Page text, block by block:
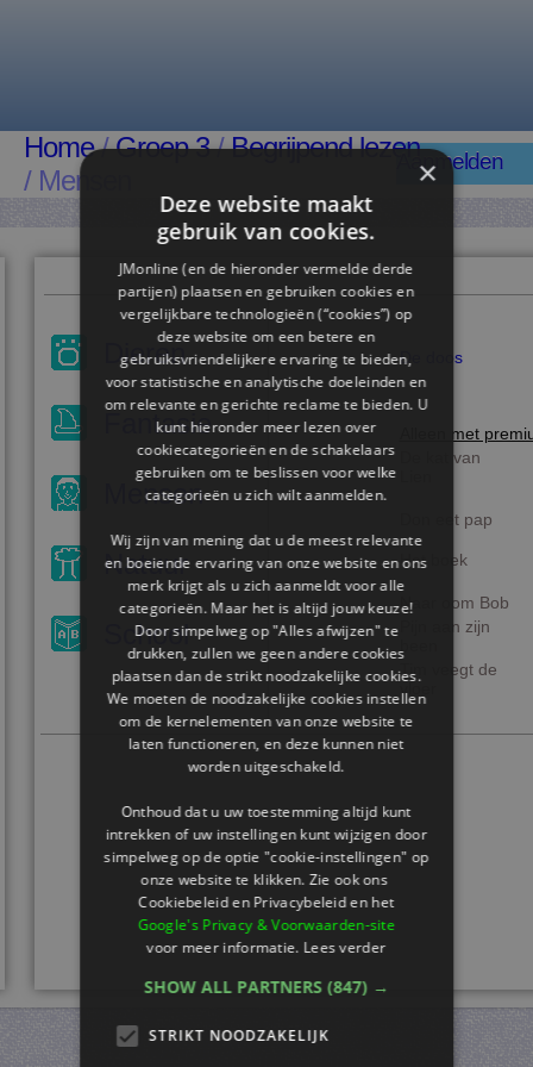
Home/Groep 3/Begrijpend lezen
/ Mensen
Aanmelden
Dieren
Fantasie
Mensen
Natuur
School
De doos
Alleen met
De kat van
Don eet pap
Het boek
Naar oom Bob
Pijn aan zijn
Tim veegt de
×
Deze website maakt
gebruik van cookies.
JMonline (en de hieronder vermelde derde
partijen) plaatsen en gebruiken cookies en
vergelijkbare technologieën (“cookies”) op
deze website om een ​​betere en
gebruiksvriendelijkere ervaring te bieden,
voor statistische en analytische doeleinden en
om relevante en gerichte reclame te bieden. U
kunt hieronder meer lezen over
cookiecategorieën en de schakelaars
gebruiken om te beslissen voor welke
categorieën u zich wilt aanmelden.
Wij zijn van mening dat u de meest relevante
en boeiende ervaring van onze website en ons
merk krijgt als u zich aanmeldt voor alle
categorieën. Maar het is altijd jouw keuze!
Door simpelweg op "Alles afwijzen" te
drukken, zullen we geen andere cookies
plaatsen dan de strikt noodzakelijke cookies.
We moeten de noodzakelijke cookies instellen
om de kernelementen van onze website te
laten functioneren, en deze kunnen niet
worden uitgeschakeld.
Onthoud dat u uw toestemming altijd kunt
intrekken of uw instellingen kunt wijzigen door
simpelweg op de optie "cookie-instellingen" op
onze website te klikken. Zie ook ons ​​
Cookiebeleid en Privacybeleid en het
Google's Privacy & Voorwaarden-site
voor meer informatie.Lees verder
SHOW ALL PARTNERS (847) →
STRIKT NOODZAKELIJK